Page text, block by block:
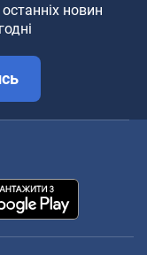
новин